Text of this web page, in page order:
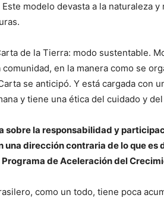
modelo devasta a la naturaleza
de la Tierra: modo sustentable.
en la manera como se
se anticipó. Y está cargada con
y tiene una ética del cuidado y
sobre la responsabilidad y
una dirección contraria de lo que es
de Aceleración del
como un todo, tiene poca